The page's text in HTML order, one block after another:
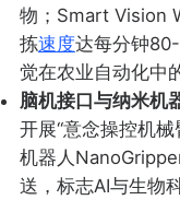
物；Smart Vision
拣速度达每分钟
觉在农业自动化中
脑机接口与纳米机
开展“意念操控机械
机器人
送，标志AI与生物